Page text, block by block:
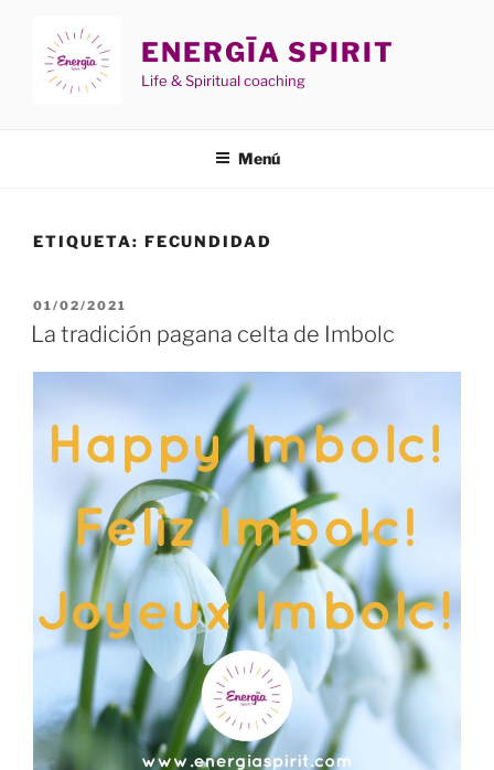
contenido
ENERGĪA SPIRIT
Life & Spiritual coaching
Menú
ETIQUETA: FECUNDIDAD
PUBLICADO
EL
01/02/2021
La tradición pagana celta de Imbolc